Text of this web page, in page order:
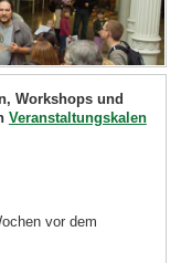
Workshops und
Veranstaltungskalen
vor dem